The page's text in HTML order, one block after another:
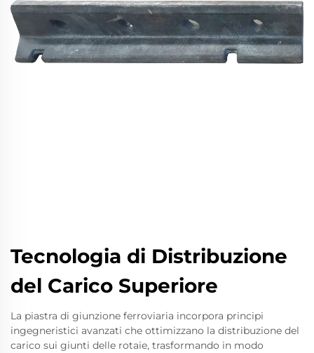
Tecnologia di Distribuzione
del Carico Superiore
La piastra di giunzione ferroviaria incorpora principi
ingegneristici avanzati che ottimizzano la distribuzione del
carico sui giunti delle rotaie, trasformando in modo